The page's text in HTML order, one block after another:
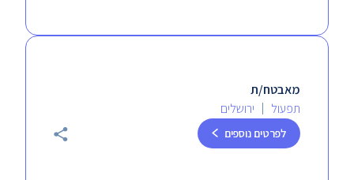
מאבטח/ת
ירושלים
תפעול
לפרטים נוספים